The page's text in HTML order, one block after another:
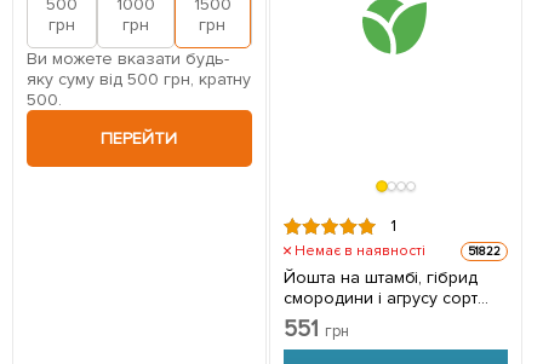
500
грн
1000
грн
1500
грн
Ви можете вказати будь-
яку суму від 500 грн, кратну
500.
ПЕРЕЙТИ
1
Немає в наявності 51822
Йошта на штамбі, гібрид
смородини і агрусу сорт
"ЕМБ" 1 саджанець в
упаковці
551 грн